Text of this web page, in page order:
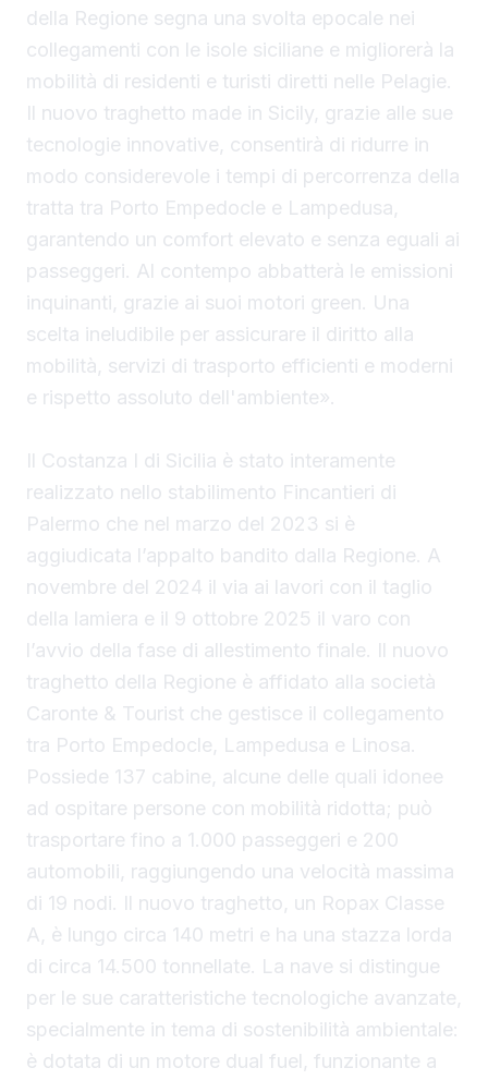
della Regione segna una svolta epocale nei
collegamenti con le isole siciliane e migliorerà la
mobilità di residenti e turisti diretti nelle Pelagie.
Il nuovo traghetto made in Sicily, grazie alle sue
tecnologie innovative, consentirà di ridurre in
modo considerevole i tempi di percorrenza della
tratta tra Porto Empedocle e Lampedusa,
garantendo un comfort elevato e senza eguali ai
passeggeri. Al contempo abbatterà le emissioni
inquinanti, grazie ai suoi motori green. Una
scelta ineludibile per assicurare il diritto alla
mobilità, servizi di trasporto efficienti e moderni
e rispetto assoluto dell'ambiente».
Il Costanza I di Sicilia è stato interamente
realizzato nello stabilimento Fincantieri di
Palermo che nel marzo del 2023 si è
aggiudicata l’appalto bandito dalla Regione. A
novembre del 2024 il via ai lavori con il taglio
della lamiera e il 9 ottobre 2025 il varo con
l’avvio della fase di allestimento finale. Il nuovo
traghetto della Regione è affidato alla società
Caronte & Tourist che gestisce il collegamento
tra Porto Empedocle, Lampedusa e Linosa.
Possiede 137 cabine, alcune delle quali idonee
ad ospitare persone con mobilità ridotta; può
trasportare fino a 1.000 passeggeri e 200
automobili, raggiungendo una velocità massima
di 19 nodi. Il nuovo traghetto, un Ropax Classe
A, è lungo circa 140 metri e ha una stazza lorda
di circa 14.500 tonnellate. La nave si distingue
per le sue caratteristiche tecnologiche avanzate,
specialmente in tema di sostenibilità ambientale:
è dotata di un motore dual fuel, funzionante a